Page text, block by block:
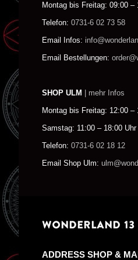
Montag bis Freitag: 09:00 –
Telefon: 0731-6 02 73 58
Email Infos:
Email Bestellungen:
SHOP ULM | mehr Infos
Montag bis Freitag: 12:00 –
Samstag: 11:00 – 18:00 Uhr
Telefon: 0731-6 02 18 12
Email Shop Ulm:
WONDERLAND 13
ADDRESS SHOP &